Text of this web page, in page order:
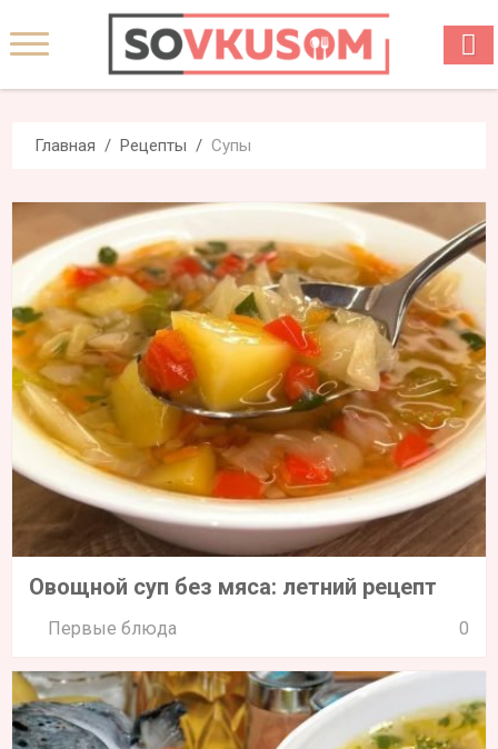
Главная Рецепты Супы
Овощной суп без мяса: летний рецепт
Первые блюда 0